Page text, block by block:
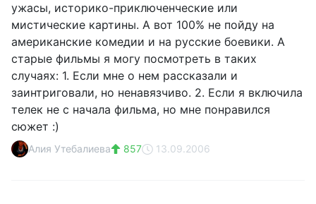
ужасы, историко-приключенческие или
мистические картины. А вот 100% не пойду на
американские комедии и на русские боевики. А
старые фильмы я могу посмотреть в таких
случаях: 1. Если мне о нем рассказали и
заинтриговали, но ненавязчиво. 2. Если я включила
телек не с начала фильма, но мне понравился
сюжет :)
Алия Утебалиева 857 13.09.2006